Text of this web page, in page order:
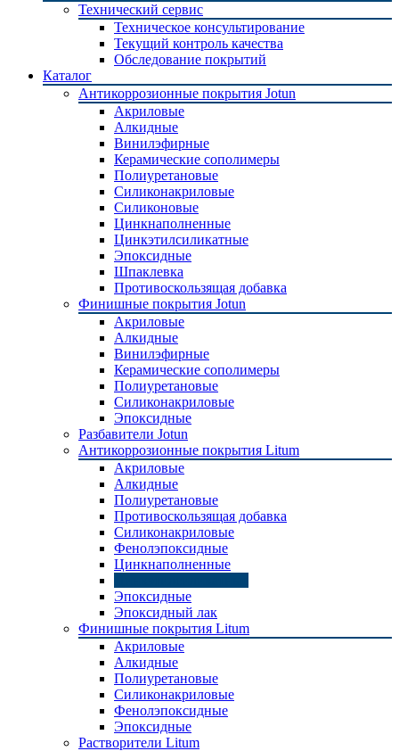
Технический сервис
Техническое консультирование
Текущий контроль качества
Обследование покрытий
Каталог
Антикоррозионные покрытия Jotun
Акриловые
Алкидные
Винилэфирные
Керамические сополимеры
Полиуретановые
Силиконакриловые
Силиконовые
Цинкнаполненные
Цинкэтилсиликатные
Эпоксидные
Шпаклевка
Противоскользящая добавка
Финишные покрытия Jotun
Акриловые
Алкидные
Винилэфирные
Керамические сополимеры
Полиуретановые
Силиконакриловые
Эпоксидные
Разбавители Jotun
Антикоррозионные покрытия Litum
Акриловые
Алкидные
Полиуретановые
Противоскользящая добавка
Силиконакриловые
Фенолэпоксидные
Цинкнаполненные
Эпоксидные
Эпоксидный лак
Финишные покрытия Litum
Акриловые
Алкидные
Полиуретановые
Силиконакриловые
Фенолэпоксидные
Эпоксидные
Растворители Litum